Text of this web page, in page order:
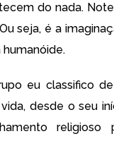
do nada.
seja, é a
humanóide.
eu classifico
desde o seu